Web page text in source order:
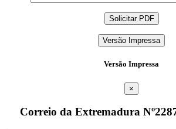
Versão Impressa
Versão Impressa
×
Correio da Extremadura